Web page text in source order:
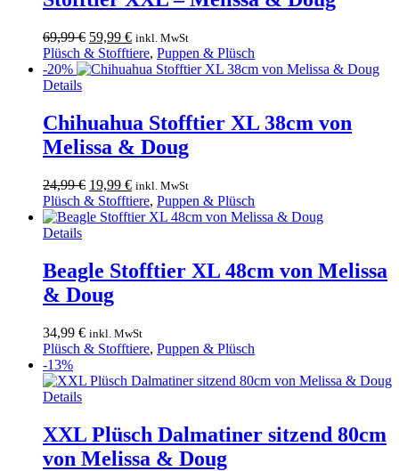
69,99€ Ursprünglicher
Preis
war:
59,99 €Aktueller
Preis
ist:
inkl. MwSt
Plüsch & Stofftiere, Puppen & Plüsch
-20%
Details
Chihuahua Stofftier XL 38cm von
Melissa & Doug
24,99€ Ursprünglicher
Preis
war:
19,99 €Aktueller
Preis
ist:
inkl. MwSt
Plüsch & Stofftiere, Puppen & Plüsch
Details
Beagle Stofftier XL 48cm von Melissa
& Doug
34,99 € inkl. MwSt
Plüsch & Stofftiere, Puppen & Plüsch
-13%
Details
XXL Plüsch Dalmatiner sitzend 80cm
von Melissa & Doug